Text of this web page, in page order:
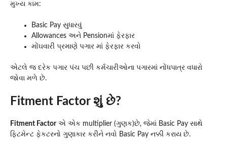
મુખ્ય કામ:
Basic Pay સુધારવું
Allowances અને Pensionમાં ફેરફાર
મોંઘવારી પ્રમાણે પગાર માં ફેરફાર કરવો
એટલે જ દરેક પગાર પંચ પછી કર્મચારીઓના પગારમાં નોંધપાત્ર વધારો
જોવા મળે છે.
Fitment Factor શું છે?
Fitment Factorએ એક multiplier (ગુણક)છે, જેમાં Basic Pay સાથે
ફિટમેન્ટ ફેકટરનો ગુણાકાર કરીને નવો Basic Pay નક્કી કરાય છે.